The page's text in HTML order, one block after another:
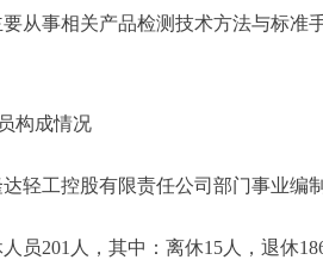
从事相关产品检测技术方法与标准
成情况
工控股有限责任公司部门事业编制
201人，其中：离休15人，退休